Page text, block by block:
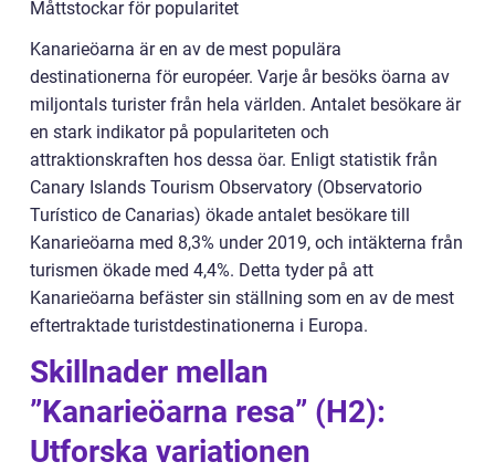
Måttstockar för popularitet
Kanarieöarna är en av de mest populära
destinationerna för européer. Varje år besöks öarna av
miljontals turister från hela världen. Antalet besökare är
en stark indikator på populariteten och
attraktionskraften hos dessa öar. Enligt statistik från
Canary Islands Tourism Observatory (Observatorio
Turístico de Canarias) ökade antalet besökare till
Kanarieöarna med 8,3% under 2019, och intäkterna från
turismen ökade med 4,4%. Detta tyder på att
Kanarieöarna befäster sin ställning som en av de mest
eftertraktade turistdestinationerna i Europa.
Skillnader mellan
”Kanarieöarna resa” (H2):
Utforska variationen